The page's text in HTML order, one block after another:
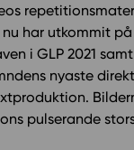
tekoälyn käyttöön
har utkommit på
i GLP 2021 samt
nyaste
pulserande